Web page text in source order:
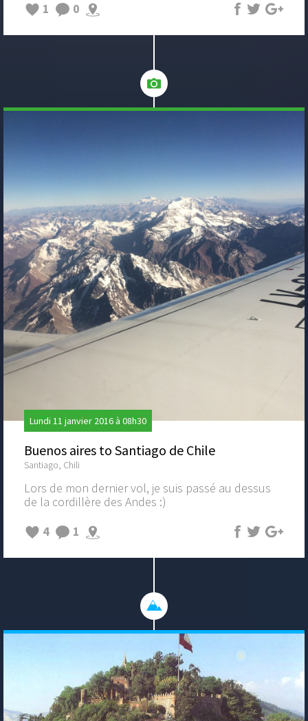
1
0
Lundi 11 janvier 2016 à 08h30
Buenos aires to Santiago de Chile
Santiago, Chili
Lors de mon dernier vol, je suis passé au dessus
de la cordillère des Andes :)
4
1